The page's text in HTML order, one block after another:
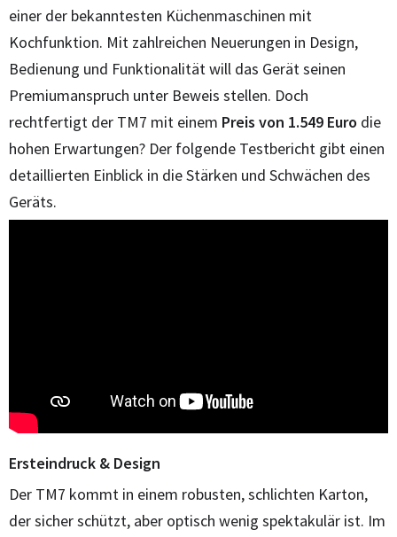
einer der bekanntesten Küchenmaschinen mit
Kochfunktion. Mit zahlreichen Neuerungen in Design,
Bedienung und Funktionalität will das Gerät seinen
Premiumanspruch unter Beweis stellen. Doch
rechtfertigt der TM7 mit einem Preis von 1.549 Euro die
hohen Erwartungen? Der folgende Testbericht gibt einen
detaillierten Einblick in die Stärken und Schwächen des
Geräts.
Ersteindruck & Design
Der TM7 kommt in einem robusten, schlichten Karton,
der sicher schützt, aber optisch wenig spektakulär ist. Im